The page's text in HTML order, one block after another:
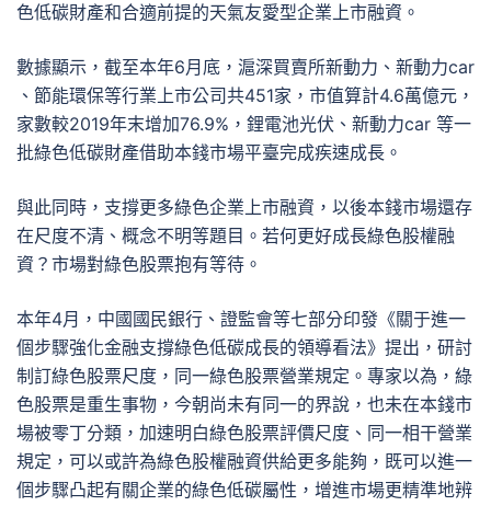
色低碳財產和合適前提的天氣友愛型企業上市融資。
數據顯示，截至本年6月底，滬深買賣所新動力、新動力car
、節能環保等行業上市公司共451家，市值算計4.6萬億元，
家數較2019年末增加76.9%，鋰電池光伏、新動力car 等一
批綠色低碳財產借助本錢市場平臺完成疾速成長。
與此同時，支撐更多綠色企業上市融資，以後本錢市場還存
在尺度不清、概念不明等題目。若何更好成長綠色股權融
資？市場對綠色股票抱有等待。
本年4月，中國國民銀行、證監會等七部分印發《關于進一
個步驟強化金融支撐綠色低碳成長的領導看法》提出，研討
制訂綠色股票尺度，同一綠色股票營業規定。專家以為，綠
色股票是重生事物，今朝尚未有同一的界說，也未在本錢市
場被零丁分類，加速明白綠色股票評價尺度、同一相干營業
規定，可以或許為綠色股權融資供給更多能夠，既可以進一
個步驟凸起有關企業的綠色低碳屬性，增進市場更精準地辨